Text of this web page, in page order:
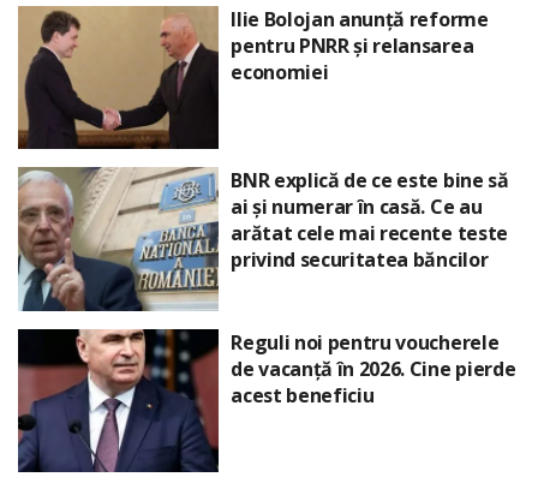
Ilie Bolojan anunță reforme
pentru PNRR și relansarea
economiei
BNR explică de ce este bine să
ai și numerar în casă. Ce au
arătat cele mai recente teste
privind securitatea băncilor
Reguli noi pentru voucherele
de vacanță în 2026. Cine pierde
acest beneficiu